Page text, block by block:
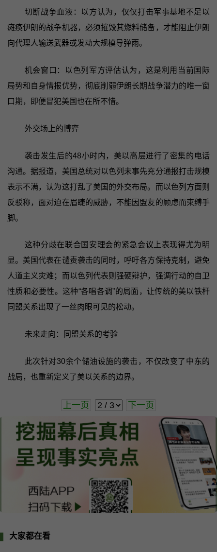
切断战争血液：以方认为，仅仅打击军事基地不足以
瘫痪伊朗的战争机器，必须摧毁其燃料储备，才能阻止伊朗
向代理人输送武器或发动大规模导弹雨。
机会窗口：以色列军方评估认为，这是利用当前国际
局势和自身情报优势，彻底削弱伊朗长期战争潜力的唯一窗
口期，即便冒犯美国也在所不惜。
外交场上的博弈
袭击发生后的48小时内，美以高层进行了密集的电话
沟通。据报道，美国总统对以色列未事先充分通报打击规模
表示不满，认为这打乱了美国的外交布局。而以色列方面则
反驳称，面对迫在眉睫的威胁，不能因盟友的顾虑而束缚手
脚。
这种分歧在联合国安理会的紧急会议上表现得尤为明
显。美国代表在谴责袭击的同时，呼吁各方保持克制，避免
人道主义灾难；而以色列代表则强硬辩护，强调行动的自卫
性质和必要性。这种“各唱各调”的局面，让传统的美以铁杆
同盟关系出现了一丝肉眼可见的松动。
未来走向：同盟关系的考验
此次针对30余个储油设施的袭击，不仅改变了中东的
战局，也重新定义了美以关系的边界。
上一页 下一页
大家都在看